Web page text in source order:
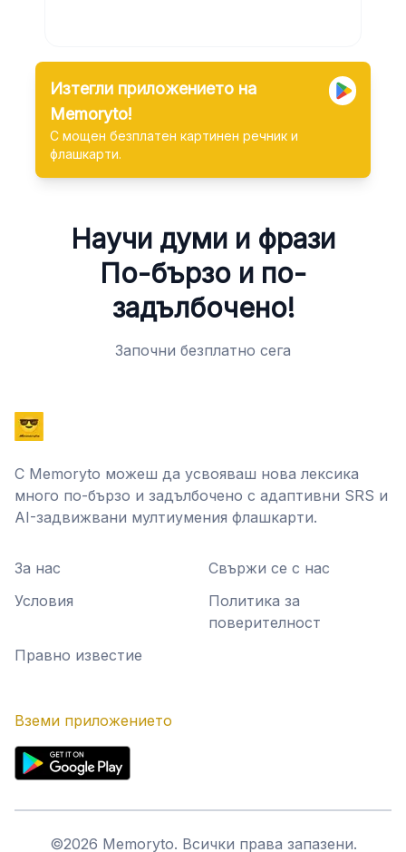
Изтегли приложението на
Memoryto!
С мощен безплатен картинен речник и
флашкарти.
Научи думи и фрази
По-бързо и по-
задълбочено!
Започни безплатно сега
С Memoryto можеш да усвояваш нова лексика
много по-бързо и задълбочено с адаптивни SRS и
AI-задвижвани мултиумения флашкарти.
За нас
Свържи се с нас
Условия
Политика за
поверителност
Правно известие
Вземи приложението
©2026 Memoryto. Всички права запазени.